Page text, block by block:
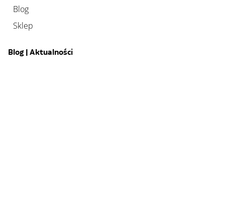
Blog
Sklep
Blog | Aktualności